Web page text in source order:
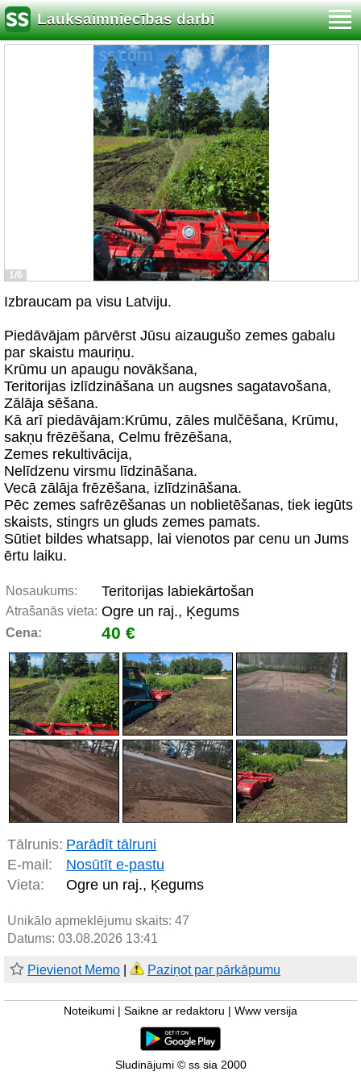
Lauksaimniecības darbi
1/6
Izbraucam pa visu Latviju.
Piedāvājam pārvērst Jūsu aizaugušo zemes gabalu
par skaistu mauriņu.
Krūmu un apaugu novākšana,
Teritorijas izlīdzināšana un augsnes sagatavošana,
Zālāja sēšana.
Kā arī piedāvājam:Krūmu, zāles mulčēšana, Krūmu,
sakņu frēzēšana, Celmu frēzēšana,
Zemes rekultivācija,
Nelīdzenu virsmu līdzināšana.
Vecā zālāja frēzēšana, izlīdzināšana.
Pēc zemes safrēzēšanas un noblietēšanas, tiek iegūts
skaists, stingrs un gluds zemes pamats.
Sūtiet bildes whatsapp, lai vienotos par cenu un Jums
ērtu laiku.
Nosaukums: Teritorijas labiekārtošan
Atrašanās vieta: Ogre un raj., Ķegums
Cena: 40 €
Tālrunis: Parādīt tālruni
E-mail:
Nosūtīt e-pastu
Vieta:
Ogre un raj., Ķegums
Unikālo apmeklējumu skaits: 47
Datums: 03.08.2026 13:41
Pievienot Memo Paziņot par pārkāpumu
Noteikumi Saikne ar redaktoru Www versija
Sludinājumi © ss sia 2000